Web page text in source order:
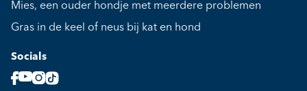
Mies, een ouder hondje met meerdere problemen
Gras in de keel of neus bij kat en hond
Socials